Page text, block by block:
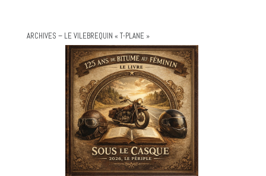
ARCHIVES – LE VILEBREQUIN « T-PLANE »